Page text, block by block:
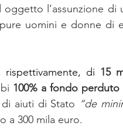
oggetto l’assunzione
uomini e donne di
di 15
100% a fondo perduto
aiuti di Stato “de
a 300 mila euro.